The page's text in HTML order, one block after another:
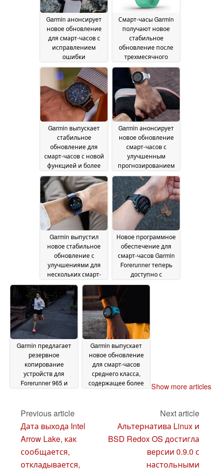
Garmin анонсирует
новое обновление
для смарт-часов с
исправлением
ошибки
синхронизации по
Wi-Fi19 September 2024
Смарт-часы Garmin
получают новое
стабильное
обновление после
трехмесячного
ожидания18 September
2024
Garmin выпускает
стабильное
обновление для
смарт-часов с новой
функцией и более
чем десятком
исправлений
ошибок17 September
2024
Garmin анонсирует
новое обновление
смарт-часов с
улучшенным
прогнозированием
времени забега13
September 2024
Garmin выпустил
новое стабильное
обновление с
улучшениями для
нескольких смарт-
часов13 September 2024
Новое программное
обеспечение для
смарт-часов Garmin
Forerunner теперь
доступно с
обновленной
функцией вибрации
Garmin предлагает
резервное
копирование
устройств для
Forerunner 965 и
стабильном
September 2024
Garmin выпускает
новое обновление
для смарт-часов
среднего класса,
содержащее более
2024
Show more articles
Previous article
Дата выхода Intel
Arrow Lake, как
сообщается,
откладывается,
Next article
Альтернатива Linux и
BSD Redox OS достигла
версии 0.9.0 с
настольными